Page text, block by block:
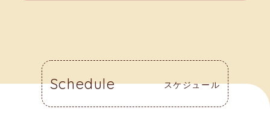
Schedule スケジュール